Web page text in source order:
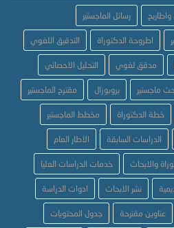
واطاريح رسائل الماجستير
اطروحة الدكتوراة التدقيق اللغوي
مدقق لغوي التحليل الاحصائي
ماجستير بروبوزال مقترح الماجستير
خطة الدكتوراة مخطط الماجستير
الدراسات السابقة الاطار العام
والابحاث خدمات الدراسات العليا
نشر الابحاث ادوات الدراسة
عناوين مقترحة جدول المحتويات